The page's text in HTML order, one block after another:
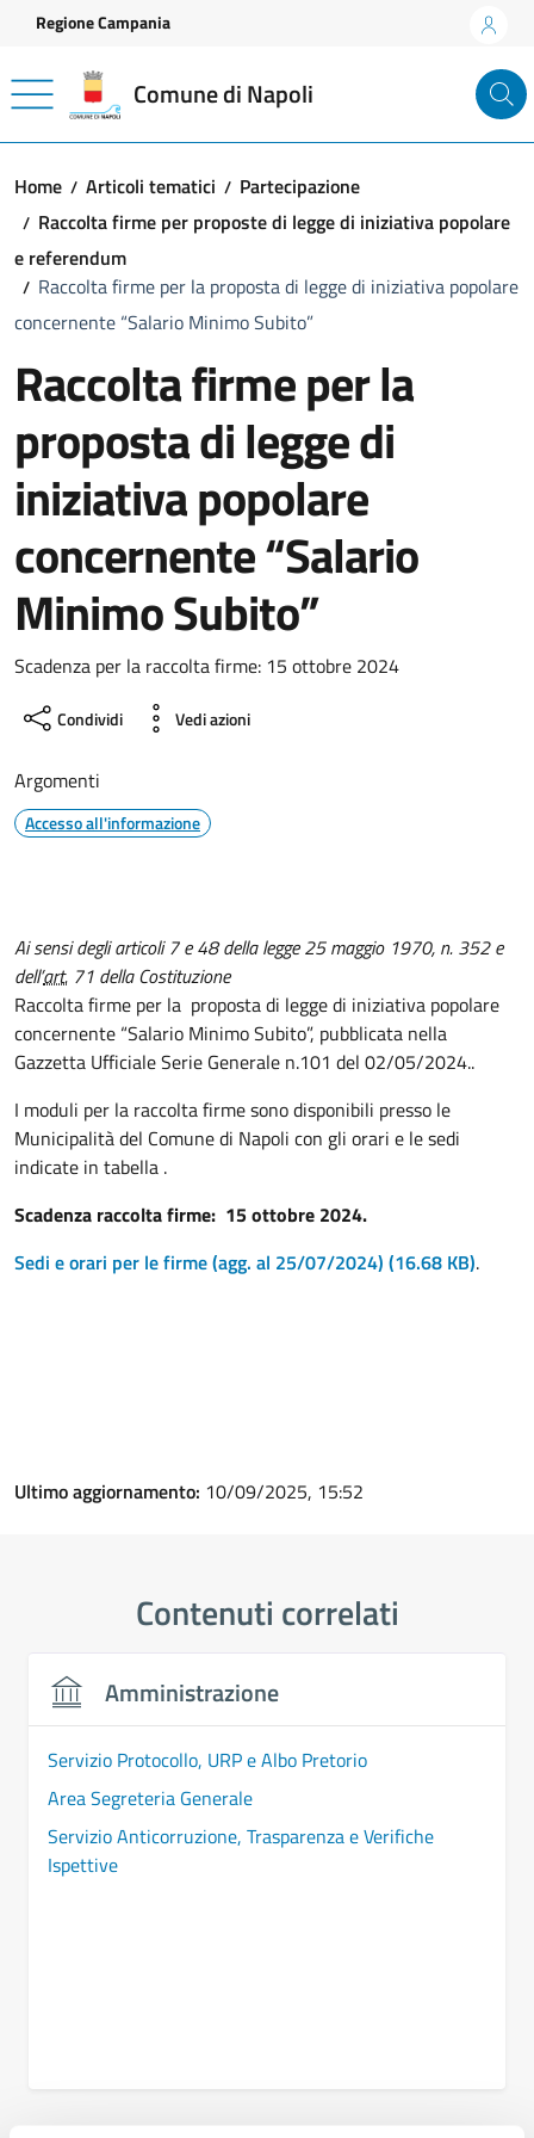
Vai ai contenuti
Vai al footer
Regione Campania
Comune di Napoli
Home Articoli tematici
Partecipazione
Raccolta firme per proposte di legge di iniziativa popolare
e referendum
Raccolta firme per la proposta di legge di iniziativa popolare
concernente “Salario Minimo Subito”
Raccolta firme per la
proposta di legge di
iniziativa popolare
concernente “Salario
Minimo Subito”
Scadenza per la raccolta firme: 15 ottobre 2024
Condividi Vedi azioni
Argomenti
Accesso all'informazione
Ai sensi degli articoli 7 e 48 della legge 25 maggio 1970, n. 352 e
dell’art. 71 della Costituzione
Raccolta firme per la proposta di legge di iniziativa popolare
concernente “Salario Minimo Subito”, pubblicata nella
Gazzetta Ufficiale Serie Generale n.101 del 02/05/2024..
I moduli per la raccolta firme sono disponibili presso le
Municipalità del Comune di Napoli con gli orari e le sedi
indicate in tabella .
Scadenza raccolta firme: 15 ottobre 2024.
Sedi e orari per le firme (agg. al 25/07/2024) (16.68 KB).
Ultimo aggiornamento: 10/09/2025, 15:52
Contenuti correlati
Amministrazione
Servizio Protocollo, URP e Albo Pretorio
Area Segreteria Generale
Servizio Anticorruzione, Trasparenza e Verifiche
Ispettive